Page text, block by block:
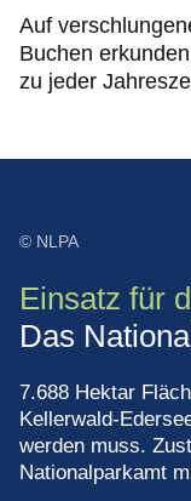
Auf
Buchen
zu jeder
© NLPA
Einsatz für
Das
7.688 Hektar
Kellerwald-
werden muss.
Nationalparkamt